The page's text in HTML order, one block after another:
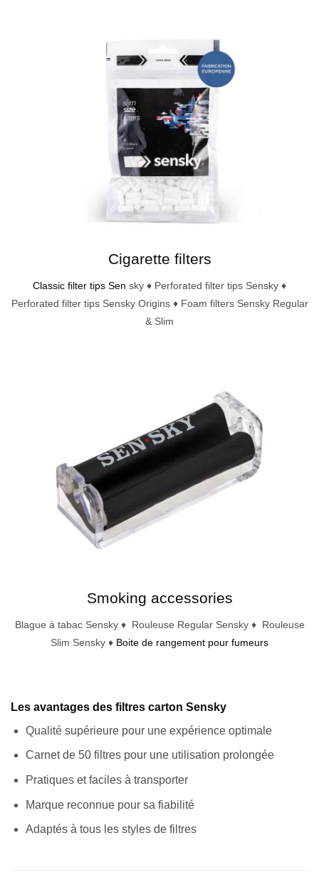
Cigarette filters
Classic filter tips Sen sky ♦ Perforated filter tips Sensky ♦
Perforated filter tips Sensky Origins ♦ Foam filters Sensky Regular
& Slim
Smoking accessories
Blague à tabac Sensky ♦ Rouleuse Regular Sensky ♦ Rouleuse
Slim Sensky ♦ Boite de rangement pour fumeurs
Les avantages des filtres carton Sensky
Qualité supérieure pour une expérience optimale
Carnet de 50 filtres pour une utilisation prolongée
Pratiques et faciles à transporter
Marque reconnue pour sa fiabilité
Adaptés à tous les styles de filtres